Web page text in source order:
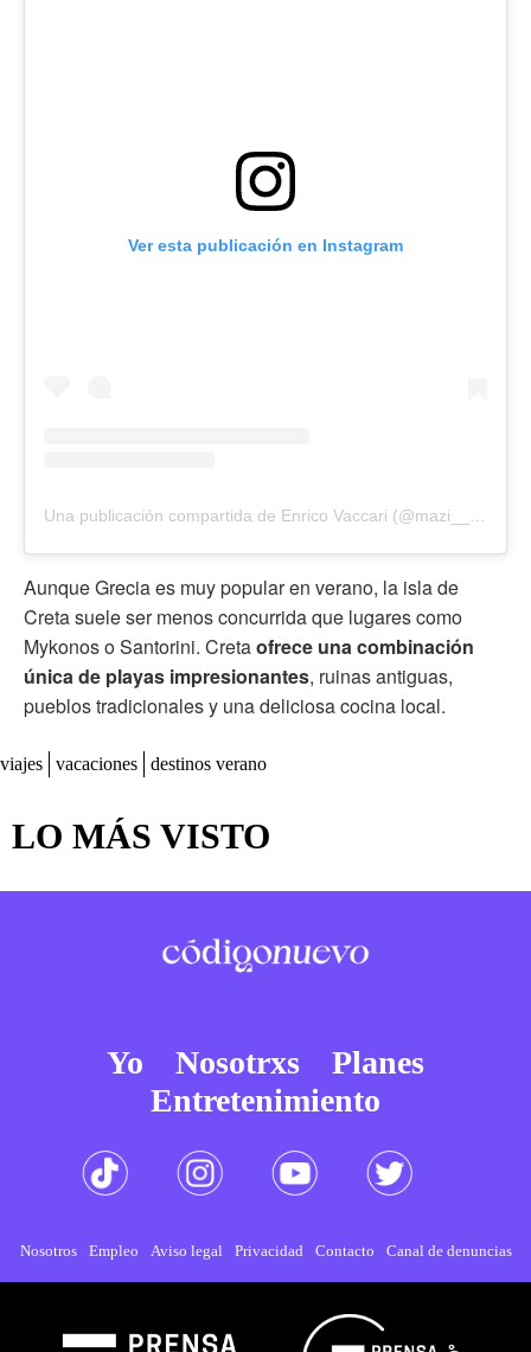
Ver esta publicación en Instagram
Una publicación compartida de Enrico Vaccari (@mazi__real)
Aunque Grecia es muy popular en verano, la isla de
Creta suele ser menos concurrida que lugares como
Mykonos o Santorini. Cretaofrece una combinación
única de playas impresionantes, ruinas antiguas,
pueblos tradicionales y una deliciosa cocina local.
viajes vacaciones destinos verano
LO MÁS VISTO
Yo Nosotrxs
Planes
Entretenimiento
Nosotros Empleo Aviso legal Privacidad Contacto Canal de denuncias